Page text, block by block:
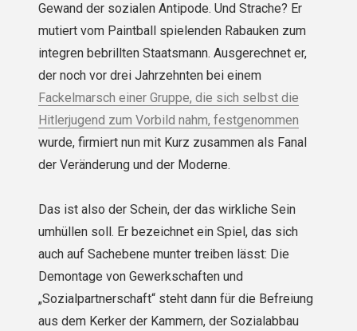
Gewand der sozialen Antipode. Und Strache? Er
mutiert vom Paintball spielenden Rabauken zum
integren bebrillten Staatsmann. Ausgerechnet er,
der noch vor drei Jahrzehnten bei einem
Fackelmarsch einer Gruppe, die sich selbst die
Hitlerjugend zum Vorbild nahm, festgenommen
wurde, firmiert nun mit Kurz zusammen als Fanal
der Veränderung und der Moderne.
Das ist also der Schein, der das wirkliche Sein
umhüllen soll. Er bezeichnet ein Spiel, das sich
auch auf Sachebene munter treiben lässt: Die
Demontage von Gewerkschaften und
„Sozialpartnerschaft“ steht dann für die Befreiung
aus dem Kerker der Kammern, der Sozialabbau